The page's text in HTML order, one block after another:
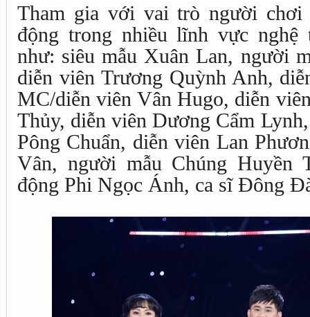
Tham gia với vai trò người
động trong nhiều lĩnh vực nghệ
như: siêu mẫu Xuân Lan, người
diễn viên Trương Quỳnh Anh,
MC/diễn viên Vân Hugo, diễn
Thủy, diễn viên Dương Cẩm
Pông Chuẩn, diễn viên Lan
Vân, người mẫu Chúng Huyền
động Phi Ngọc Ánh, ca sĩ Đông